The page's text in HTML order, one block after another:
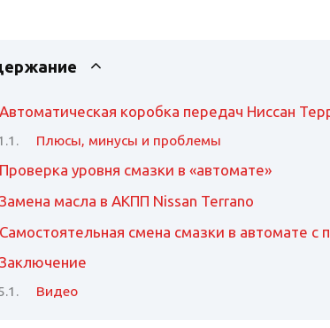
Автоматическая коробка передач Ниссан
Плюсы, минусы и проблемы
Проверка уровня смазки в «автомате»
Замена масла в АКПП Nissan Terrano
Самостоятельная смена смазки в автомате
Заключение
Видео